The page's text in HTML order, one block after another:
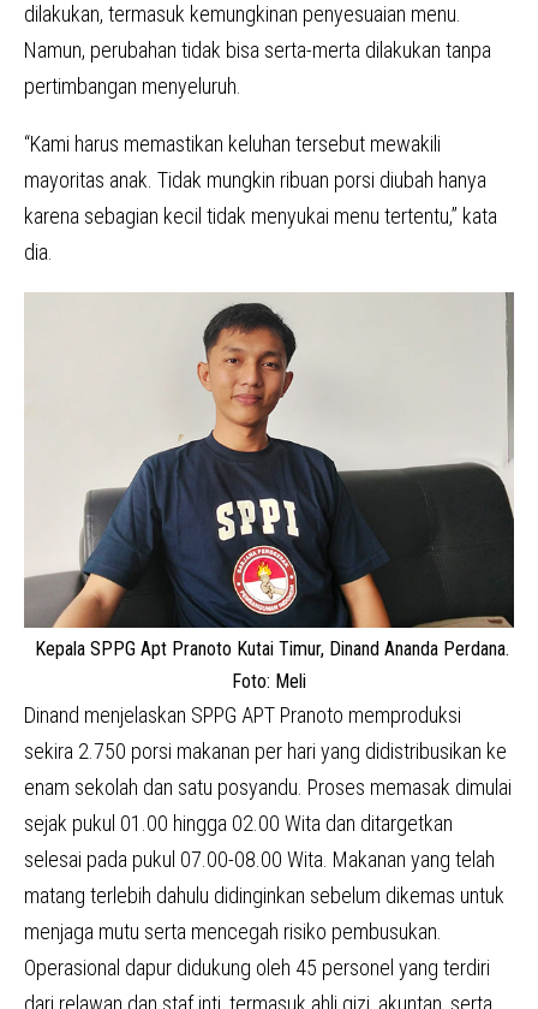
dilakukan, termasuk kemungkinan penyesuaian menu.
Namun, perubahan tidak bisa serta-merta dilakukan tanpa
pertimbangan menyeluruh.
“Kami harus memastikan keluhan tersebut mewakili
mayoritas anak. Tidak mungkin ribuan porsi diubah hanya
karena sebagian kecil tidak menyukai menu tertentu,” kata
dia.
Kepala SPPG Apt Pranoto Kutai Timur, Dinand Ananda Perdana.
Foto: Meli
Dinand menjelaskan SPPG APT Pranoto memproduksi
sekira 2.750 porsi makanan per hari yang didistribusikan ke
enam sekolah dan satu posyandu. Proses memasak dimulai
sejak pukul 01.00 hingga 02.00 Wita dan ditargetkan
selesai pada pukul 07.00-08.00 Wita. Makanan yang telah
matang terlebih dahulu didinginkan sebelum dikemas untuk
menjaga mutu serta mencegah risiko pembusukan.
Operasional dapur didukung oleh 45 personel yang terdiri